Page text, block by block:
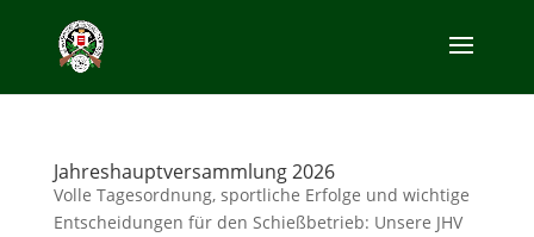
Jahreshauptversammlung 2026
Volle Tagesordnung, sportliche Erfolge und wichtige
Entscheidungen für den Schießbetrieb: Unsere JHV